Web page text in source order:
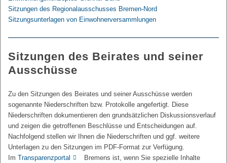
Sitzungen des Regionalausschusses Bremen-Nord
Sitzungsunterlagen von Einwohnerversammlungen
Sitzungen des Beirates und seiner
Ausschüsse
Zu den Sitzungen des Beirates und seiner Ausschüsse werden
sogenannte Niederschriften bzw. Protokolle angefertigt. Diese
Niederschriften dokumentieren den grundsätzlichen Diskussionsverlauf
und zeigen die getroffenen Beschlüsse und Entscheidungen auf.
Nachfolgend stellen wir Ihnen die Niederschriften und ggf. weitere
Unterlagen zu den Sitzungen im PDF-Format zur Verfügung.
Im Transparenzportal
Bremens ist, wenn Sie spezielle Inhalte